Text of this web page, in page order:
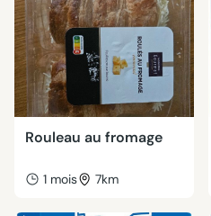
Rouleau au fromage
1 mois 7km